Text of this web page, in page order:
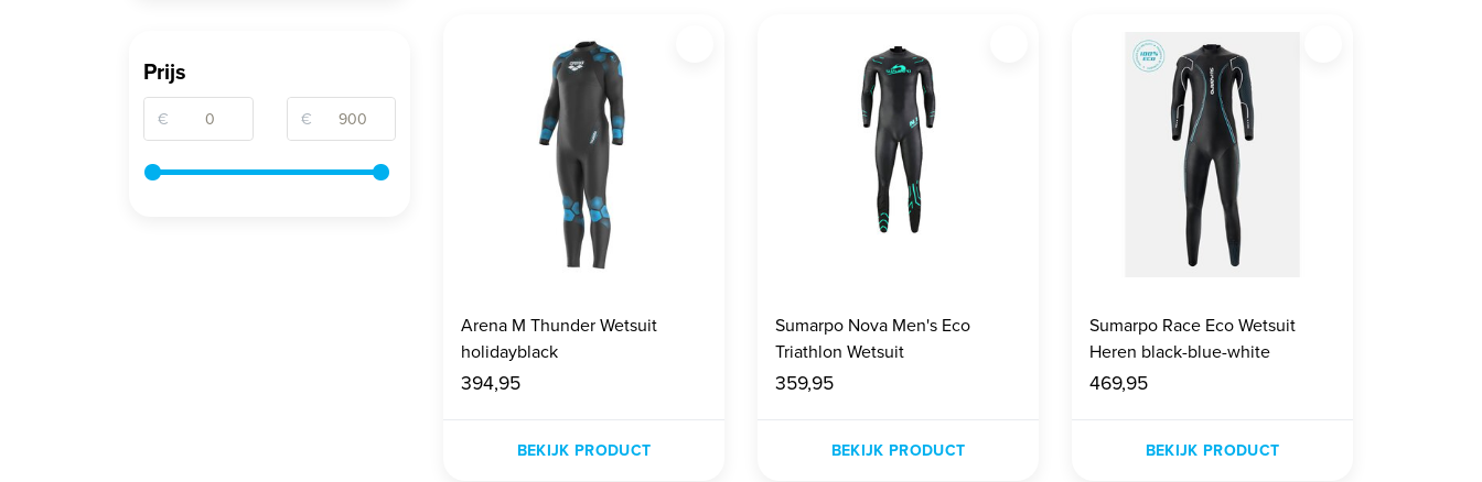
Arena M Thunder Wetsuit
holidayblack
394,95
BEKIJK PRODUCT
Sumarpo Nova Men's Eco
Triathlon Wetsuit
359,95
BEKIJK PRODUCT
Sumarpo Race Eco Wetsuit
Heren black-blue-white
469,95
BEKIJK PRODUCT
Prijs
€ €